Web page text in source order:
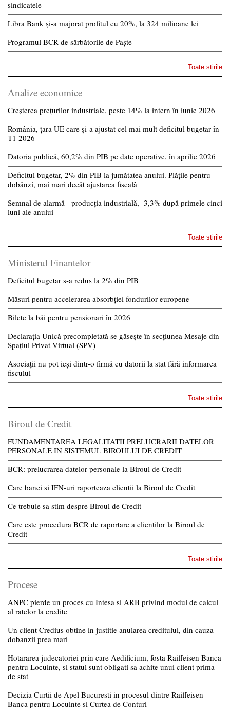
sindicatele
Libra Bank și-a majorat profitul cu 20%, la 324 milioane lei
Programul BCR de sărbătorile de Paște
Toate stirile
Analize economice
Creșterea prețurilor industriale, peste 14% la intern în iunie 2026
România, țara UE care și-a ajustat cel mai mult deficitul bugetar în
T1 2026
Datoria publică, 60,2% din PIB pe date operative, în aprilie 2026
Deficitul bugetar, 2% din PIB la jumătatea anului. Plățile pentru
dobânzi, mai mari decât ajustarea fiscală
Semnal de alarmă - producția industrială, -3,3% după primele cinci
luni ale anului
Toate stirile
Ministerul Finantelor
Deficitul bugetar s-a redus la 2% din PIB
Măsuri pentru accelerarea absorbției fondurilor europene
Bilete la băi pentru pensionari în 2026
Declarația Unică precompletată se găsește în secțiunea Mesaje din
Spațiul Privat Virtual (SPV)
Asociații nu pot ieși dintr-o firmă cu datorii la stat fără informarea
fiscului
Toate stirile
Biroul de Credit
FUNDAMENTAREA LEGALITATII PRELUCRARII DATELOR
PERSONALE IN SISTEMUL BIROULUI DE CREDIT
BCR: prelucrarea datelor personale la Biroul de Credit
Care banci si IFN-uri raporteaza clientii la Biroul de Credit
Ce trebuie sa stim despre Biroul de Credit
Care este procedura BCR de raportare a clientilor la Biroul de
Credit
Toate stirile
Procese
ANPC pierde un proces cu Intesa si ARB privind modul de calcul
al ratelor la credite
Un client Credius obtine in justitie anularea creditului, din cauza
dobanzii prea mari
Hotararea judecatoriei prin care Aedificium, fosta Raiffeisen Banca
pentru Locuinte, si statul sunt obligati sa achite unui client prima
de stat
Decizia Curtii de Apel Bucuresti in procesul dintre Raiffeisen
Banca pentru Locuinte si Curtea de Conturi